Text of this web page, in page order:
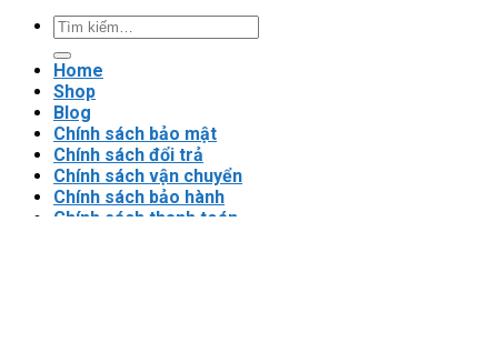
Tìm
Home
Shop
Blog
Chính sách bảo mật
Chính sách đổi trả
Chính sách vận chuyển
Chính sách bảo hành
Chính sách thanh toán